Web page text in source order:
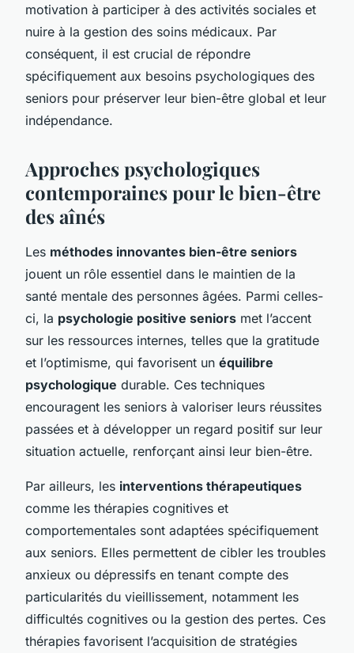
motivation à participer à des activités sociales et
nuire à la gestion des soins médicaux. Par
conséquent, il est crucial de répondre
spécifiquement aux besoins psychologiques des
seniors pour préserver leur bien-être global et leur
indépendance.
Approches psychologiques
contemporaines pour le bien-être
des aînés
Les méthodes innovantes bien-être seniors
jouent un rôle essentiel dans le maintien de la
santé mentale des personnes âgées. Parmi celles-
ci, la psychologie positive seniors met l’accent
sur les ressources internes, telles que la gratitude
et l’optimisme, qui favorisent un équilibre
psychologique durable. Ces techniques
encouragent les seniors à valoriser leurs réussites
passées et à développer un regard positif sur leur
situation actuelle, renforçant ainsi leur bien-être.
Par ailleurs, les interventions thérapeutiques
comme les thérapies cognitives et
comportementales sont adaptées spécifiquement
aux seniors. Elles permettent de cibler les troubles
anxieux ou dépressifs en tenant compte des
particularités du vieillissement, notamment les
difficultés cognitives ou la gestion des pertes. Ces
thérapies favorisent l’acquisition de stratégies